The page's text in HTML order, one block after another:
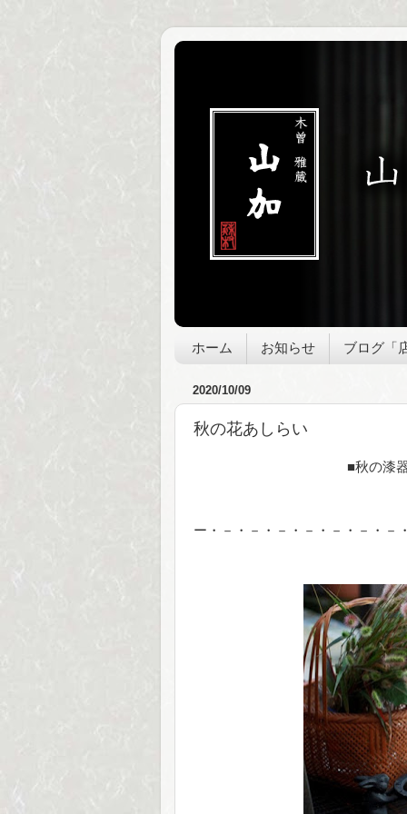
ホーム お知らせ ブログ「
2020/10/09
秋の花あしらい
■秋の漆器祭 オンライ
ー・－・－・－・－・－・－・－